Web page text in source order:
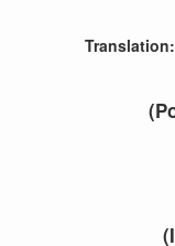
Translation: